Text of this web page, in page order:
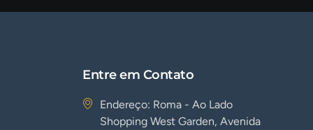
Entre em Contato
Endereço: Roma - Ao Lado
Shopping West Garden, Avenida